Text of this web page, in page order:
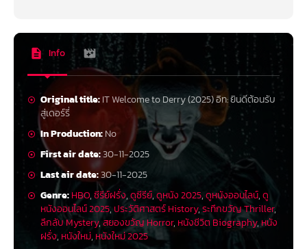
Info
Original title:IT Welcome to Derry (2025) อิท: ยินดีต้อนรับ
สู่เดอร์รี่
In Production:No
First air date:30-11-2025
Last air date:30-11-2025
Genre:HBO,ซีรีย์ฝรั่ง,ดูซีรีย์,ดูหนัง 2025,ดูหนังออนไลน์,ดู
หนังออนไลน์ 2025, ประวัติศาสตร์ History,ระทึกขวัญ Thriller,
ลึกลับ Mystery,สยองขวัญ Horror, หนังชีวิต Biography,หนัง
ฝรั่ง, หนังใหม่, หนังใหม่ 2025